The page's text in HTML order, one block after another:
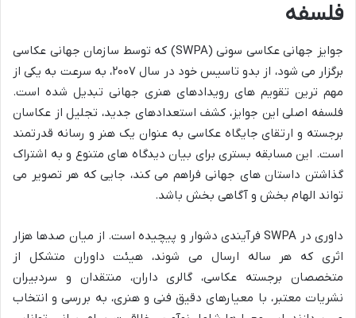
فلسفه
جوایز جهانی عکاسی سونی (SWPA) که توسط سازمان جهانی عکاسی
برگزار می شود، از بدو تاسیس خود در سال ۲۰۰۷، به سرعت به یکی از
مهم ترین تقویم های رویدادهای هنری جهانی تبدیل شده است.
فلسفه اصلی این جوایز، کشف استعدادهای جدید، تجلیل از عکاسان
برجسته و ارتقای جایگاه عکاسی به عنوان یک هنر و رسانه قدرتمند
است. این مسابقه بستری برای بیان دیدگاه های متنوع و به اشتراک
گذاشتن داستان های جهانی فراهم می کند، جایی که هر تصویر می
تواند الهام بخش و آگاهی بخش باشد.
داوری در SWPA فرآیندی دشوار و پیچیده است. از میان صدها هزار
اثری که هر ساله ارسال می شوند، هیئت داوران متشکل از
متخصصان برجسته عکاسی، گالری داران، منتقدان و سردبیران
نشریات معتبر، با معیارهای دقیق فنی و هنری، به بررسی و انتخاب